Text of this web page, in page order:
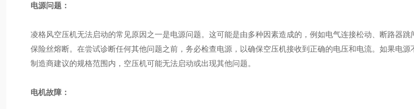
电源问题：
凌格风空压机无法启动的常见原因之一是电源问题。这可能是由多种因素造成的，例如电气连接松动、断路器跳
保险丝熔断。在尝试诊断任何其他问题之前，务必检查电源，以确保空压机接收到正确的电压和电流。如果电源
制造商建议的规格范围内，空压机可能无法启动或出现其他问题。
电机故障：